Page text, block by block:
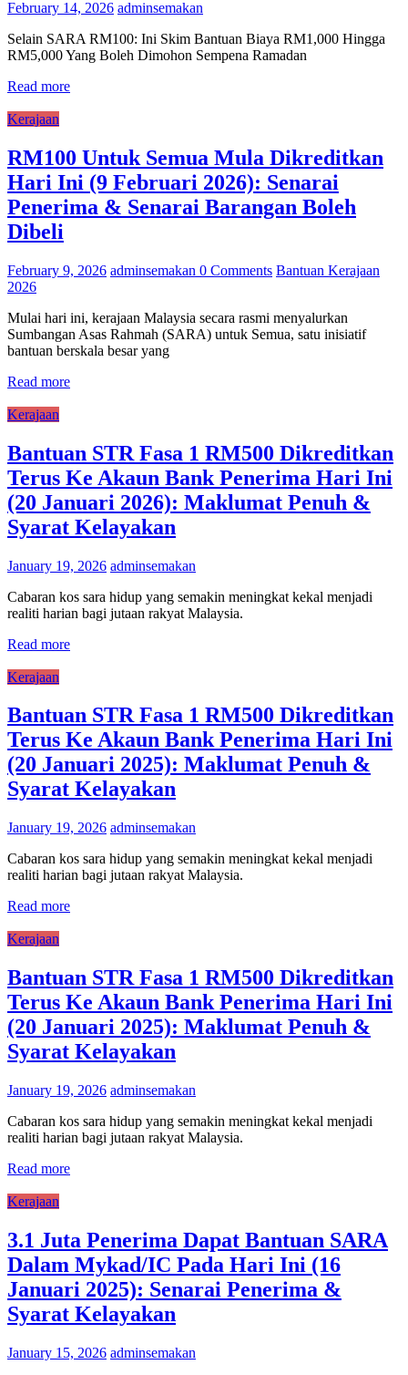
February 14, 2026 adminsemakan
Selain SARA RM100: Ini Skim Bantuan Biaya RM1,000 Hingga
RM5,000 Yang Boleh Dimohon​ Sempena Ramadan
Read more
Kerajaan
RM100 Untuk Semua Mula Dikreditkan
Hari Ini (9 Februari 2026): Senarai
Penerima & Senarai Barangan Boleh
Dibeli
February 9, 2026 adminsemakan 0 Comments Bantuan Kerajaan
2026
Mulai hari ini, kerajaan Malaysia secara rasmi menyalurkan
Sumbangan Asas Rahmah (SARA) untuk Semua, satu inisiatif
bantuan berskala besar yang
Read more
Kerajaan
Bantuan STR Fasa 1 RM500 Dikreditkan
Terus Ke Akaun Bank Penerima Hari Ini
(20 Januari 2026): Maklumat Penuh &
Syarat Kelayakan
January 19, 2026 adminsemakan
Cabaran kos sara hidup yang semakin meningkat kekal menjadi
realiti harian bagi jutaan rakyat Malaysia.
Read more
Kerajaan
Bantuan STR Fasa 1 RM500 Dikreditkan
Terus Ke Akaun Bank Penerima Hari Ini
(20 Januari 2025): Maklumat Penuh &
Syarat Kelayakan
January 19, 2026 adminsemakan
Cabaran kos sara hidup yang semakin meningkat kekal menjadi
realiti harian bagi jutaan rakyat Malaysia.
Read more
Kerajaan
Bantuan STR Fasa 1 RM500 Dikreditkan
Terus Ke Akaun Bank Penerima Hari Ini
(20 Januari 2025): Maklumat Penuh &
Syarat Kelayakan
January 19, 2026 adminsemakan
Cabaran kos sara hidup yang semakin meningkat kekal menjadi
realiti harian bagi jutaan rakyat Malaysia.
Read more
Kerajaan
3.1 Juta Penerima Dapat Bantuan SARA
Dalam Mykad/IC Pada Hari Ini (16
Januari 2025): Senarai Penerima &
Syarat Kelayakan
January 15, 2026 adminsemakan